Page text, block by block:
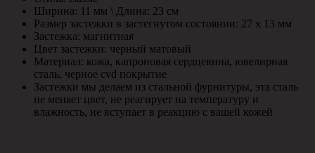
Ширина: 11 мм \ Длина: 23 см
Размер застежки в застегнутом состоянии: 27 х 13 мм
Застежка: магнитная
Цвет застежки: черный матовый
Материал: кожа, капроновая сердцевина, ювелирная
сталь, черное cvd покрытие
Застежки мы делаем из стальной фурнитуры, эта сталь
не меняет цвет, не реагирует на температуру и
влажность, не вступает в реакцию с вашей кожей